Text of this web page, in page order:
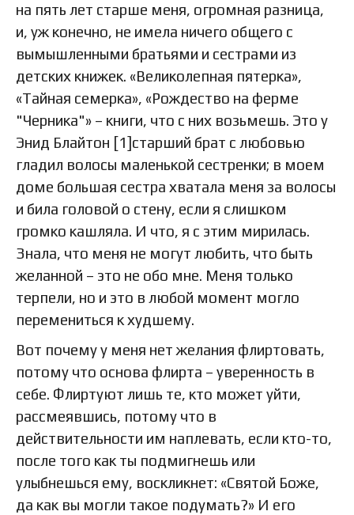
на пять лет старше меня, огромная разница,
и, уж конечно, не имела ничего общего с
вымышленными братьями и сестрами из
детских книжек. «Великолепная пятерка»,
«Тайная семерка», «Рождество на ферме
"Черника"» – книги, что с них возьмешь. Это у
Энид Блайтон [1]старший брат с любовью
гладил волосы маленькой сестренки; в моем
доме большая сестра хватала меня за волосы
и била головой о стену, если я слишком
громко кашляла. И что, я с этим мирилась.
Знала, что меня не могут любить, что быть
желанной – это не обо мне. Меня только
терпели, но и это в любой момент могло
перемениться к худшему.
Вот почему у меня нет желания флиртовать,
потому что основа флирта – уверенность в
себе. Флиртуют лишь те, кто может уйти,
рассмеявшись, потому что в
действительности им наплевать, если кто-то,
после того как ты подмигнешь или
улыбнешься ему, воскликнет: «Святой Боже,
да как вы могли такое подумать?» И его